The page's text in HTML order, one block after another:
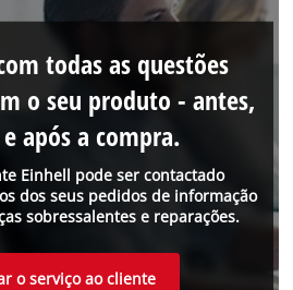
Einhell pode ser contactado
dos seus pedidos de informação
sobressalentes e reparações.
todas as questões
o seu produto - antes,
após a compra.
o serviço ao cliente